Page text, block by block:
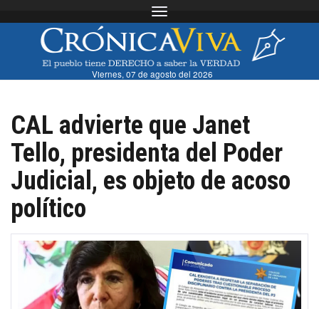
Toggle navigation
Viernes, 07 de agosto del 2026
CAL advierte que Janet
Tello, presidenta del Poder
Judicial, es objeto de acoso
político